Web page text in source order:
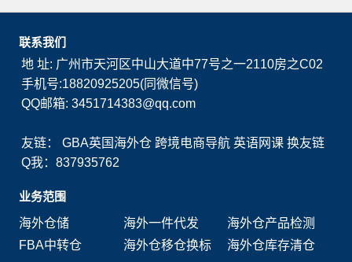
联系我们
地 址: 广州市天河区中山大道中77号之一2110房之C02
手机号:18820925205(同微信号)
QQ邮箱: 3451714383@qq.com
友链：GBA英国海外仓 跨境电商导航 英语网课 换友链
Q我：837935762
业务范围
海外仓储
海外一件代发
海外仓产品检测
FBA中转仓
海外仓移仓换标 海外仓库存清仓